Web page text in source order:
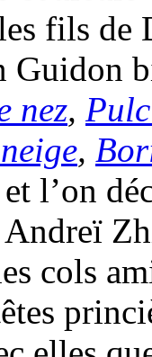
fils
nez,
,
l’on
Andreï
cols